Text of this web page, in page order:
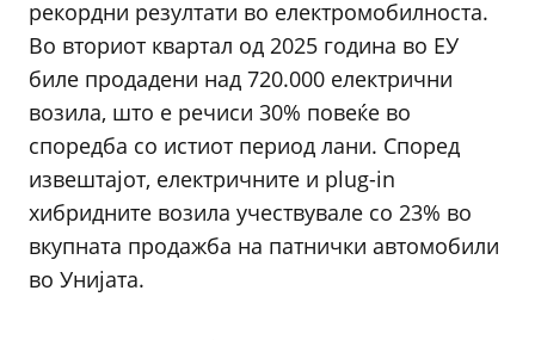
рекордни резултати во електромобилноста.
Во вториот квартал од 2025 година во ЕУ
биле продадени над 720.000 електрични
возила, што е речиси 30% повеќе во
споредба со истиот период лани. Според
извештајот, електричните и plug-in
хибридните возила учествувале со 23% во
вкупната продажба на патнички автомобили
во Унијата.